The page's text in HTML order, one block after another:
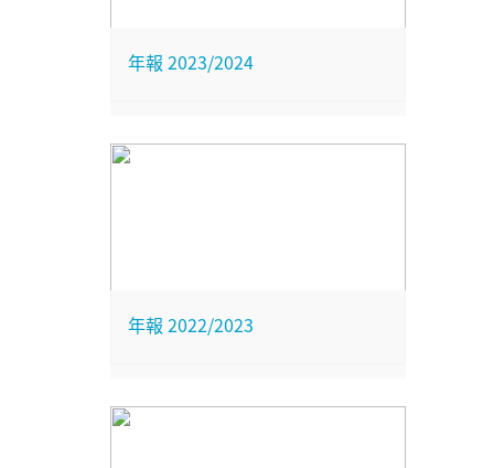
年報 2023/2024
年報 2022/2023